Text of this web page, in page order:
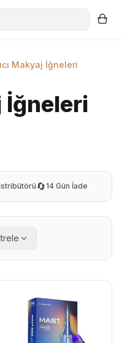
Makyaj İğneleri
İğneleri
🔄14 Gün İade